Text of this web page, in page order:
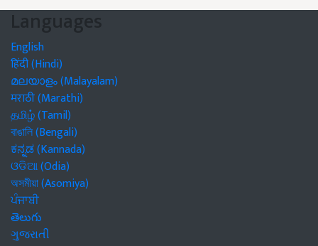
Languages
English
हिंदी (Hindi)
മലയാളം (Malayalam)
मराठी (Marathi)
தமிழ் (Tamil)
বাঙালি (Bengali)
ಕನ್ನಡ (Kannada)
ଓଡିଆ (Odia)
অসমীয়া (Asomiya)
ਪੰਜਾਬੀ
తెలుగు
ગુજરાતી